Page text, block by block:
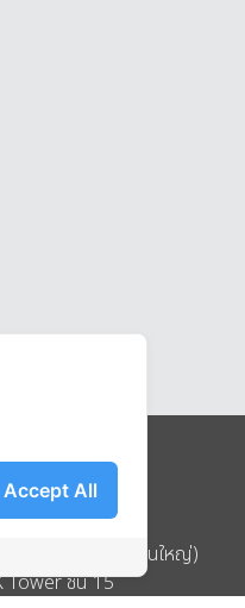
ตาร์ จำกัด (สำนักงานใหญ่)
Tower ชั้น 15
Accept All